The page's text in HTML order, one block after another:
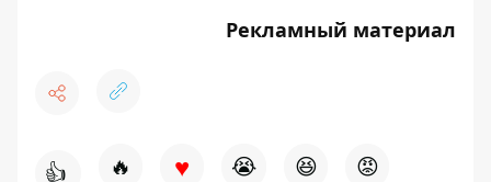
Рекламный материал
👍 🔥 ♥ 😭 😆 😡